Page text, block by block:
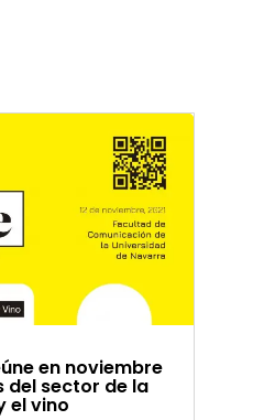
en noviembre
del sector de la
el vino